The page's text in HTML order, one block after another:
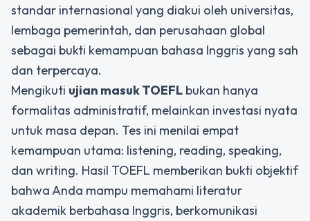
standar internasional yang diakui oleh universitas,
lembaga pemerintah, dan perusahaan global
sebagai bukti kemampuan bahasa Inggris yang sah
dan terpercaya.
Mengikuti ujian masuk TOEFL bukan hanya
formalitas administratif, melainkan investasi nyata
untuk masa depan. Tes ini menilai empat
kemampuan utama: listening, reading, speaking,
dan writing. Hasil TOEFL memberikan bukti objektif
bahwa Anda mampu memahami literatur
akademik berbahasa Inggris, berkomunikasi